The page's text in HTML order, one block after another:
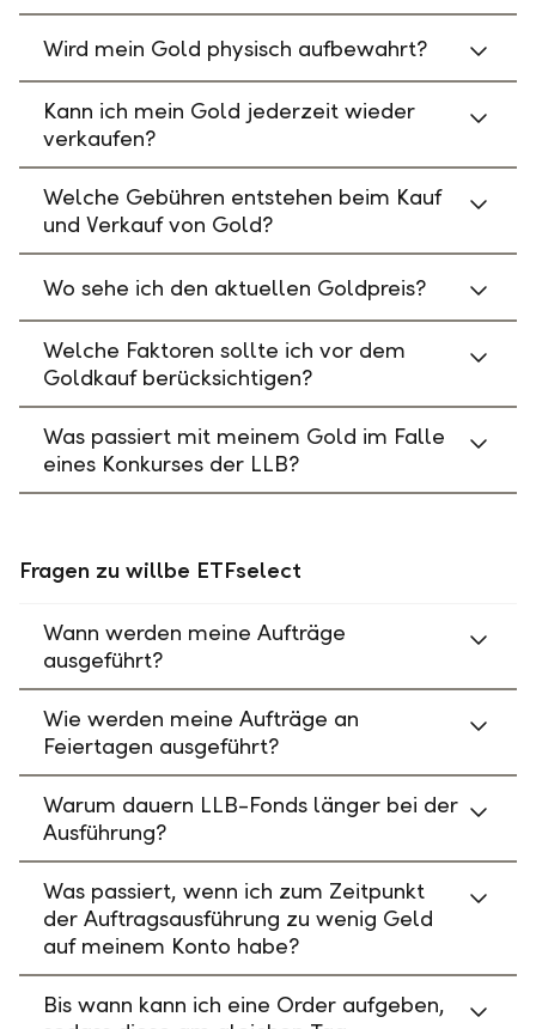
Wird mein Gold physisch aufbewahrt?
Kann ich mein Gold jederzeit wieder
verkaufen?
Welche Gebühren entstehen beim Kauf
und Verkauf von Gold?
Wo sehe ich den aktuellen Goldpreis?
Welche Faktoren sollte ich vor dem
Goldkauf berücksichtigen?
Was passiert mit meinem Gold im Falle
eines Konkurses der LLB?
Fragen zu willbe ETFselect
Wann werden meine Aufträge
ausgeführt?
Wie werden meine Aufträge an
Feiertagen ausgeführt?
Warum dauern LLB-Fonds länger bei der
Ausführung?
Was passiert, wenn ich zum Zeitpunkt
der Auftragsausführung zu wenig Geld
auf meinem Konto habe?
Bis wann kann ich eine Order aufgeben,